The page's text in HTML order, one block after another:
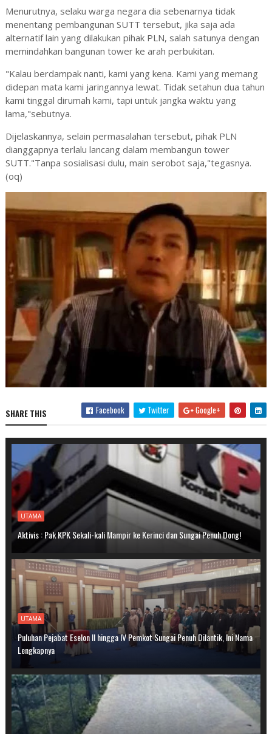
Menurutnya, selaku warga negara dia sebenarnya tidak
menentang pembangunan SUTT tersebut, jika saja ada
alternatif lain yang dilakukan pihak PLN, salah satunya dengan
memindahkan bangunan tower ke arah perbukitan.
"Kalau berdampak nanti, kami yang kena. Kami yang memang
didepan mata kami jaringannya lewat. Tidak setahun dua tahun
kami tinggal dirumah kami, tapi untuk jangka waktu yang
lama,"sebutnya.
Dijelaskannya, selain permasalahan tersebut, pihak PLN
dianggapnya terlalu lancang dalam membangun tower
SUTT."Tanpa sosialisasi dulu, main serobot saja,"tegasnya.
(oq)
SHARE THIS Facebook Twitter Google+
UTAMA
Aktivis : Pak KPK Sekali-kali Mampir ke Kerinci dan Sungai Penuh Dong!
UTAMA
Puluhan Pejabat Eselon II hingga IV Pemkot Sungai Penuh Dilantik, Ini Nama
Lengkapnya